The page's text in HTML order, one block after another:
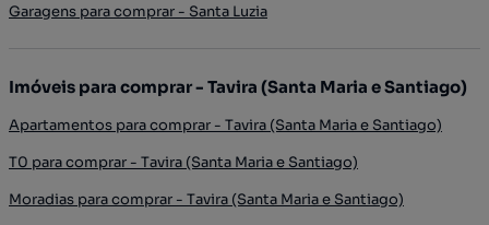
Garagens para comprar - Santa Luzia
Imóveis para comprar - Tavira (Santa Maria e Santiago)
Apartamentos para comprar - Tavira (Santa Maria e Santiago)
T0 para comprar - Tavira (Santa Maria e Santiago)
Moradias para comprar - Tavira (Santa Maria e Santiago)